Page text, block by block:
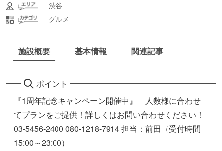
渋谷
グルメ
施設概要 基本情報 関連記事
ポイント
『1周年記念キャンペーン開催中』 人数様に合わせ
てプランをご提供！詳しくはお問い合わせください！
03-5456-2400 080-1218-7914 担当：前田（受付時間
15:00～23:00）